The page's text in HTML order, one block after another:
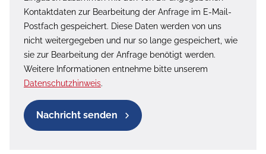
Kontaktdaten zur Bearbeitung der Anfrage im E-Mail-
Postfach gespeichert. Diese Daten werden von uns
nicht weitergegeben und nur so lange gespeichert, wie
sie zur Bearbeitung der Anfrage benötigt werden.
Weitere Informationen entnehme bitte unserem
Datenschutzhinweis.
Nachricht senden